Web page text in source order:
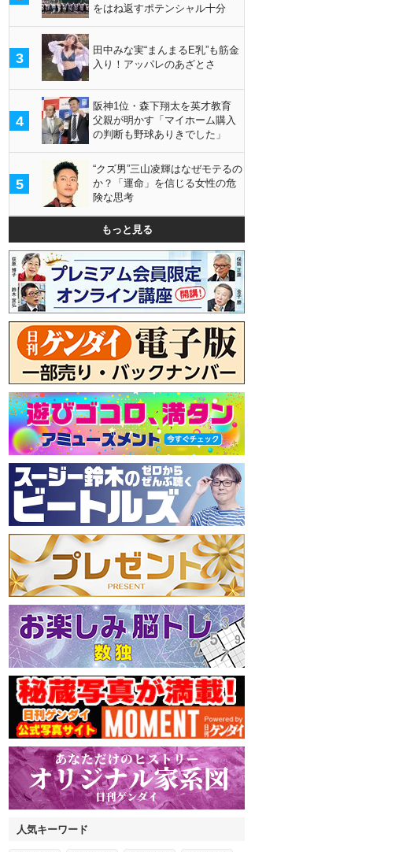
をはね返すポテンシャル十分
3
田中みな実“まんまるE乳”も筋金
入り！アッパレのあざとさ
4
阪神1位・森下翔太を英才教育
父親が明かす「マイホーム購入
の判断も野球ありきでした」
5
“クズ男”三山凌輝はなぜモテるの
か？「運命」を信じる女性の危
険な思考
もっと見る
人気キーワード